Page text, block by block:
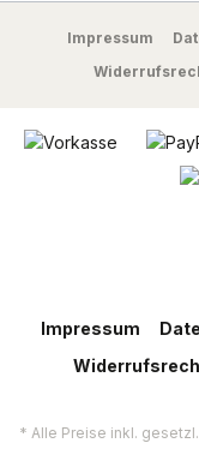
Impressum
Impressum
* Alle Preise inkl.